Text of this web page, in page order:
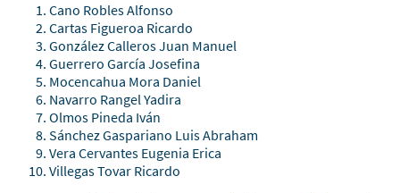
Cano Robles Alfonso
Cartas Figueroa Ricardo
González Calleros Juan Manuel
Guerrero García Josefina
Mocencahua Mora Daniel
Navarro Rangel Yadira
Olmos Pineda Iván
Sánchez Gaspariano Luis Abraham
Vera Cervantes Eugenia Erica
Villegas Tovar Ricardo